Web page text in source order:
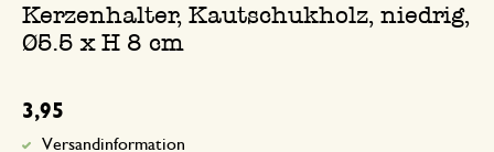
Kerzenhalter, Kautschukholz, niedrig,
Ø5.5 x H 8 cm
3,95
Versandinformation